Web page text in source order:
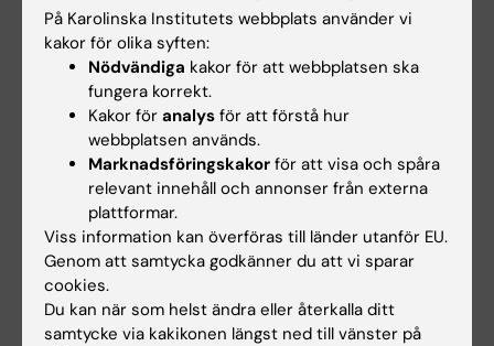
Heela Sarlus, Robert A. Harris, Harald Lund,
Nature Neuroscience
, online 2 januari 2026,
doi: 10.1038/s41593-025-02161-4.
Neurofysiologi
Uppdaterad av:
Catarina Thepper
2026-02-12
Innehållsgranskare:
Catarina Thepper
På Karolinska Institutets webbplats använder vi
kakor för olika syften:
Nödvändiga kakor för att webbplatsen ska
fungera korrekt.
Kakor för analys för att förstå hur
webbplatsen används.
Marknadsföringskakor för att visa och spåra
relevant innehåll och annonser från externa
plattformar.
Viss information kan överföras till länder utanför EU.
Genom att samtycka godkänner du att vi sparar
cookies.
Du kan när som helst ändra eller återkalla ditt
samtycke via kakikonen längst ned till vänster på